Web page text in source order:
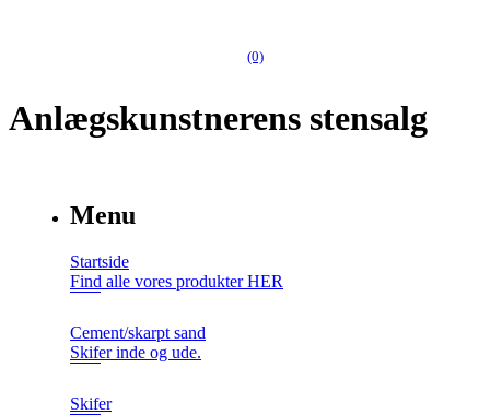
(0)
Anlægskunstnerens stensalg
Menu
Startside
Find alle vores produkter HER
Cement/skarpt sand
Skifer inde og ude.
Skifer